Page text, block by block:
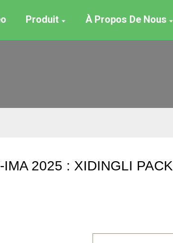
Produit À Propos De Nous
2025 : XIDINGLI PACK